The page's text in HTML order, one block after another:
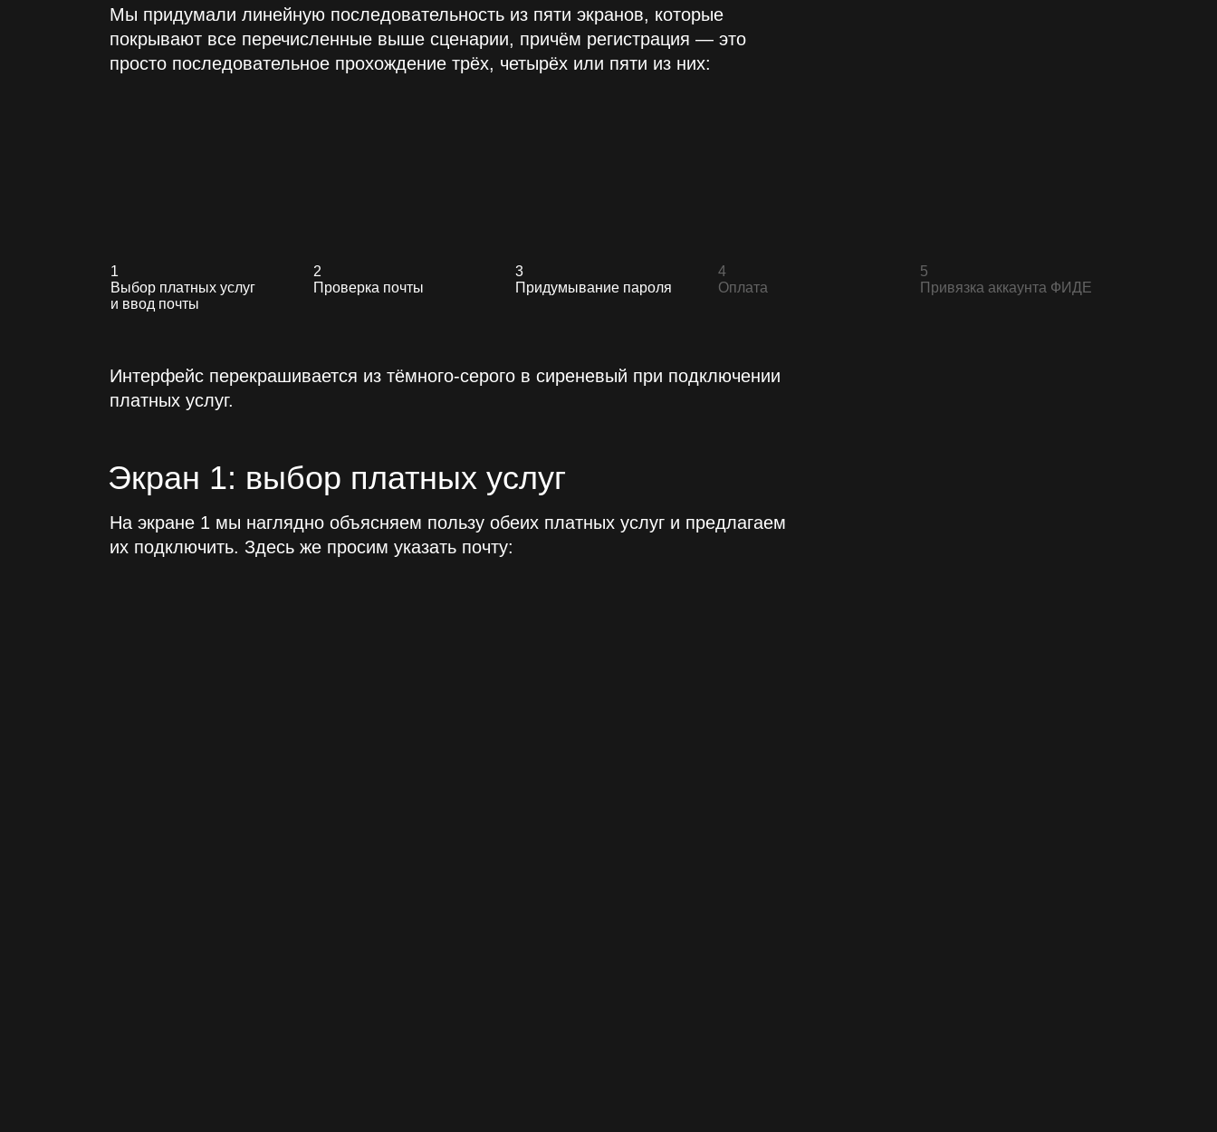
Мы придумали линейную последовательность из пяти экранов, которые
покрывают все перечисленные выше сценарии, причём регистрация — это
просто последовательное прохождение трёх, четырёх или пяти из них:
1
Выбор платных услуг
и ввод почты
2
Проверка почты
3
Придумы­ва­ние пароля
4
Оплата
5
Привязка аккаунта ФИДЕ
Интерфейс перекрашивается из тёмного‑серого в сиреневый при подключении
платных услуг.
Экран 1: выбор платных услуг
На экране 1 мы наглядно объясняем пользу обеих платных услуг и предлагаем
их подключить. Здесь же просим указать почту: